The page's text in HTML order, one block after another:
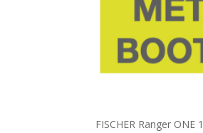
FISCHER Ranger ONE